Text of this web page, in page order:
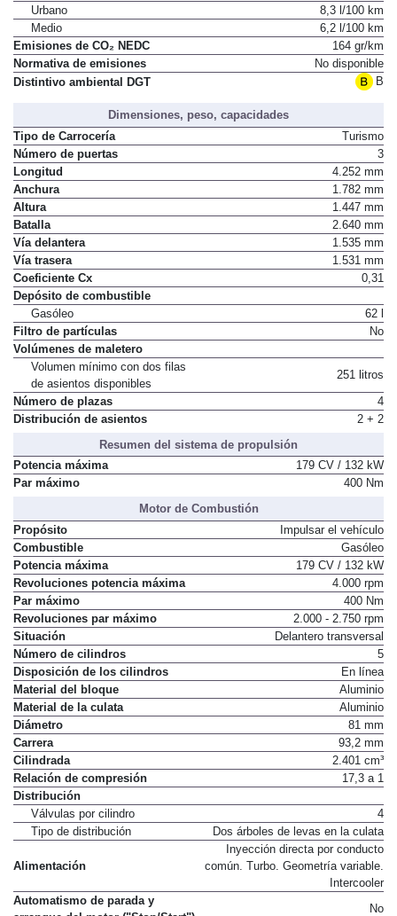
Urbano
8,3 l/100 km
Medio
6,2 l/100 km
Emisiones de CO₂ NEDC
164 gr/km
Normativa de emisiones
No disponible
Distintivo ambiental DGT
B
Dimensiones, peso, capacidades
Tipo de Carrocería
Turismo
Número de puertas
3
Longitud
4.252 mm
Anchura
1.782 mm
Altura
1.447 mm
Batalla
2.640 mm
Vía delantera
1.535 mm
Vía trasera
1.531 mm
Coeficiente Cx
0,31
Depósito de combustible
Gasóleo
62 l
Filtro de partículas
No
Volúmenes de maletero
Volumen mínimo con dos filas
de asientos disponibles
251 litros
Número de plazas
4
Distribución de asientos
2 + 2
Resumen del sistema de propulsión
Potencia máxima
179 CV / 132 kW
Par máximo
400 Nm
Motor de Combustión
Propósito
Impulsar el vehículo
Combustible
Gasóleo
Potencia máxima
179 CV / 132 kW
Revoluciones potencia máxima
4.000 rpm
Par máximo
400 Nm
Revoluciones par máximo
2.000 - 2.750 rpm
Situación
Delantero transversal
Número de cilindros
5
Disposición de los cilindros
En línea
Material del bloque
Aluminio
Material de la culata
Aluminio
Diámetro
81 mm
Carrera
93,2 mm
Cilindrada
2.401 cm³
Relación de compresión
17,3 a 1
Distribución
Válvulas por cilindro
4
Tipo de distribución
Dos árboles de levas en la culata
Alimentación
Inyección directa por conducto
común. Turbo. Geometría variable.
Intercooler
Automatismo de parada y
No